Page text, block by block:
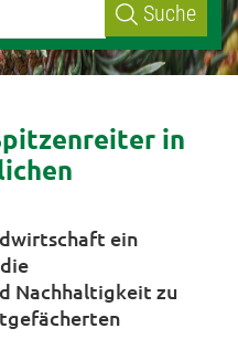
Suche
in
ein
Nachhaltigkeit zu